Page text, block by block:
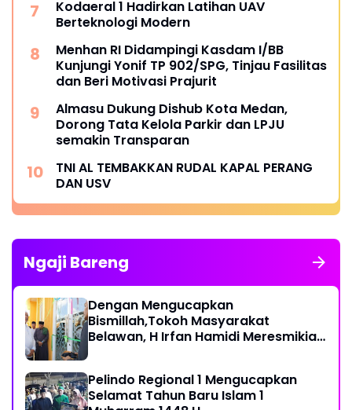
Kodaeral 1 Hadirkan Latihan UAV
Berteknologi Modern
Menhan RI Didampingi Kasdam I/BB
Kunjungi Yonif TP 902/SPG, Tinjau Fasilitas
dan Beri Motivasi Prajurit
Almasu Dukung Dishub Kota Medan,
Dorong Tata Kelola Parkir dan LPJU
semakin Transparan
TNI AL TEMBAKKAN RUDAL KAPAL PERANG
DAN USV
Ngaji Bareng
Dengan Mengucapkan
Bismillah,Tokoh Masyarakat
Belawan, H Irfan Hamidi Meresmikian
Pelindo Regional 1 Mengucapkan
Selamat Tahun Baru Islam 1